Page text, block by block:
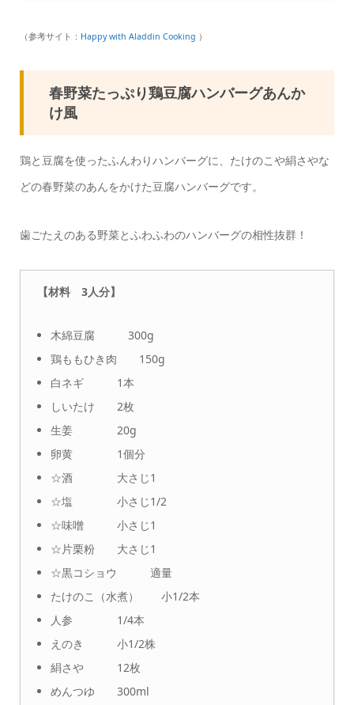
（参考サイト： Happy with Aladdin Cooking ）
春野菜たっぷり鶏豆腐ハンバーグあんか
け風
鶏と豆腐を使ったふんわりハンバーグに、たけのこや絹さやな
どの春野菜のあんをかけた豆腐ハンバーグです。
歯ごたえのある野菜とふわふわのハンバーグの相性抜群！
【材料 3人分】
木綿豆腐 300g
鶏ももひき肉 150g
白ネギ 1本
しいたけ 2枚
生姜 20g
卵黄 1個分
☆酒 大さじ1
☆塩 小さじ1/2
☆味噌 小さじ1
☆片栗粉 大さじ1
☆黒コショウ 適量
たけのこ（水煮） 小1/2本
人参 1/4本
えのき 小1/2株
絹さや 12枚
めんつゆ 300ml